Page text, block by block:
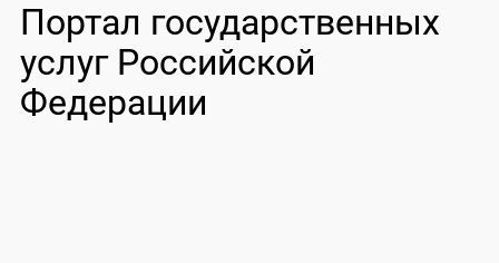
Портал государственных
услуг Российской
Федерации